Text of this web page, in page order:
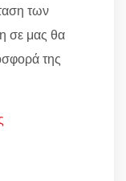
των
σε μας θα
της